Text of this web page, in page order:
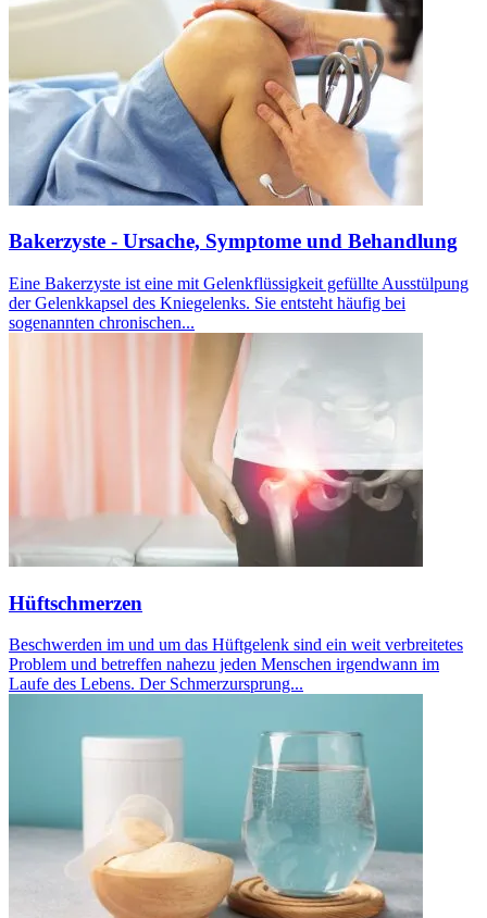
Bakerzyste - Ursache, Symptome und Behandlung
Eine Bakerzyste ist eine mit Gelenkflüssigkeit gefüllte Ausstülpung
der Gelenkkapsel des Kniegelenks. Sie entsteht häufig bei
sogenannten chronischen...
Hüftschmerzen
Beschwerden im und um das Hüftgelenk sind ein weit verbreitetes
Problem und betreffen nahezu jeden Menschen irgendwann im
Laufe des Lebens. Der Schmerzursprung...